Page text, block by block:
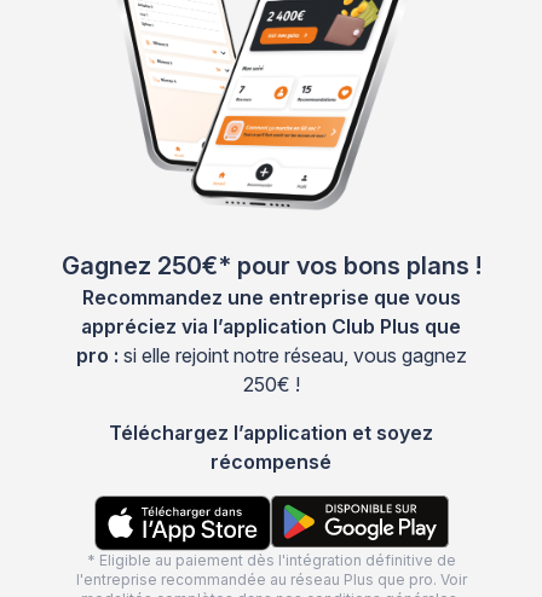
Gagnez 250€* pour vos bons plans !
Recommandez une entreprise que vous
appréciez via l’application Club Plus que
pro : si elle rejoint notre réseau, vous gagnez
250€ !
Téléchargez l’application et soyez
récompensé
* Eligible au paiement dès l'intégration définitive de
l'entreprise recommandée au réseau Plus que pro. Voir